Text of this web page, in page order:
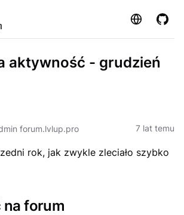
Strona
aktywność - grudzień
forum.lvlup.pro 7 lat temu
rok, jak zwykle zleciało szybko
forum